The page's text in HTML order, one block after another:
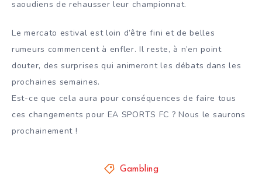
saoudiens de rehausser leur championnat.
Le mercato estival est loin d’être fini et de belles
rumeurs commencent à enfler. Il reste, à n’en point
douter, des surprises qui animeront les débats dans les
prochaines semaines.
Est-ce que cela aura pour conséquences de faire tous
ces changements pour EA SPORTS FC ? Nous le saurons
prochainement !
Gambling